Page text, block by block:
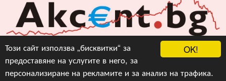
OK!
Този сайт използва „бисквитки“ за
предоставяне на услугите в него, за
персонализиране на рекламите и за анализ на трафика.
Акцент БГ ЕООД
info@akcent.bg
Facebook